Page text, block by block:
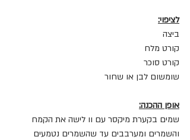
לציפוי:
ביצה
קורט מלח
קורט סוכר
שומשום לבן או שחור
אופן ההכנה:
שמים בקערת מיקסר עם וו לישה את הקמח
והשמרים ומערבבים עד שהשמרים נטמעים